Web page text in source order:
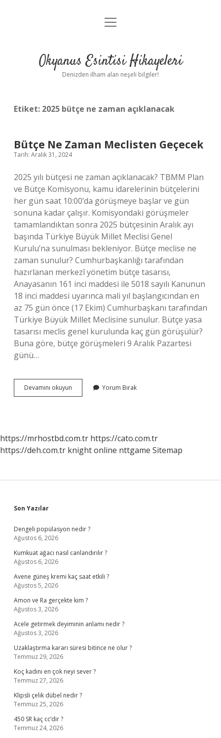
Anasayfa
Yasal Uyarı
menüyü
Okyanus Esintisi Hikayeleri
Denizden ilham alan neşeli bilgiler!
Etiket: 2025 bütçe ne zaman açıklanacak
Bütçe Ne Zaman Meclisten Geçecek
Tarih: Aralık 31, 2024
2025 yılı bütçesi ne zaman açıklanacak? TBMM Plan
ve Bütçe Komisyonu, kamu idarelerinin bütçelerini
her gün saat 10:00’da görüşmeye başlar ve gün
sonuna kadar çalışır. Komisyondaki görüşmeler
tamamlandıktan sonra 2025 bütçesinin Aralık ayı
başında Türkiye Büyük Millet Meclisi Genel
Kurulu’na sunulması bekleniyor. Bütçe meclise ne
zaman sunulur? Cumhurbaşkanlığı tarafından
hazırlanan merkezî yönetim bütçe tasarısı,
Anayasanın 161 inci maddesi ile 5018 sayılı Kanunun
18 inci maddesi uyarınca mali yıl başlangıcından en
az 75 gün önce (17 Ekim) Cumhurbaşkanı tarafından
Türkiye Büyük Millet Meclisine sunulur. Bütçe yasa
tasarısı meclis genel kurulunda kaç gün görüşülür?
Buna göre, bütçe görüşmeleri 9 Aralık Pazartesi
günü…
Devamını okuyun
Ne
Yorum Bırak
https://mrhostbd.com.tr https://cato.com.tr
https://deh.com.tr knight online nttgame Sitemap
Sidebar
Son Yazılar
Dengeli popülasyon nedir ?
Ağustos 6, 2026
Kumkuat ağacı nasıl canlandırılır ?
Ağustos 6, 2026
Avene güneş kremi kaç saat etkili ?
Ağustos 5, 2026
Amon ve Ra gerçekte kim ?
Ağustos 3, 2026
Acele getirmek deyiminin anlamı nedir ?
Ağustos 3, 2026
Uzaklaştırma kararı süresi bitince ne olur ?
Temmuz 29, 2026
Koç kadını en çok neyi sever ?
Temmuz 27, 2026
Klipsli çelik dübel nedir ?
Temmuz 25, 2026
450 SR kaç cc’dir ?
Temmuz 24, 2026